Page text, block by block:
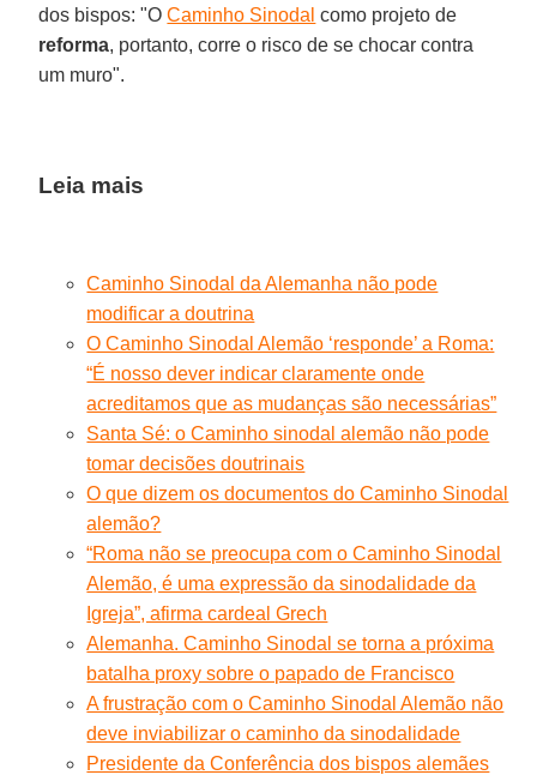
dos bispos: "OCaminho Sinodal como projeto de
reforma, portanto, corre o risco de se chocar contra
um muro".
Leia mais
Caminho Sinodal da Alemanha não pode
modificar a doutrina
O Caminho Sinodal Alemão ‘responde’ a Roma:
“É nosso dever indicar claramente onde
acreditamos que as mudanças são necessárias”
Santa Sé: o Caminho sinodal alemão não pode
tomar decisões doutrinais
O que dizem os documentos do Caminho Sinodal
alemão?
“Roma não se preocupa com o Caminho Sinodal
Alemão, é uma expressão da sinodalidade da
Igreja”, afirma cardeal Grech
Alemanha. Caminho Sinodal se torna a próxima
batalha proxy sobre o papado de Francisco
A frustração com o Caminho Sinodal Alemão não
deve inviabilizar o caminho da sinodalidade
Presidente da Conferência dos bispos alemães